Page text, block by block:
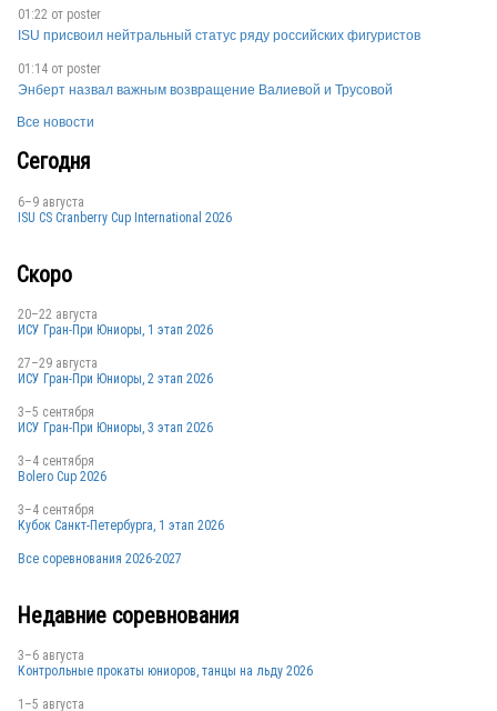
JPN
JPN
01:22 от poster
ISU присвоил нейтральный статус ряду российских фигуристов
01:14 от poster
Энберт назвал важным возвращение Валиевой и Трусовой
Все новости
Сегодня
6–9 августа
ISU CS Cranberry Cup International 2026
Скоро
20–22 августа
ИСУ Гран-При Юниоры, 1 этап 2026
27–29 августа
ИСУ Гран-При Юниоры, 2 этап 2026
3–5 сентября
ИСУ Гран-При Юниоры, 3 этап 2026
3–4 сентября
Bolero Cup 2026
3–4 сентября
Кубок Санкт-Петербурга, 1 этап 2026
Все соревнования 2026-2027
Недавние соревнования
3–6 августа
Контрольные прокаты юниоров, танцы на льду 2026
1–5 августа